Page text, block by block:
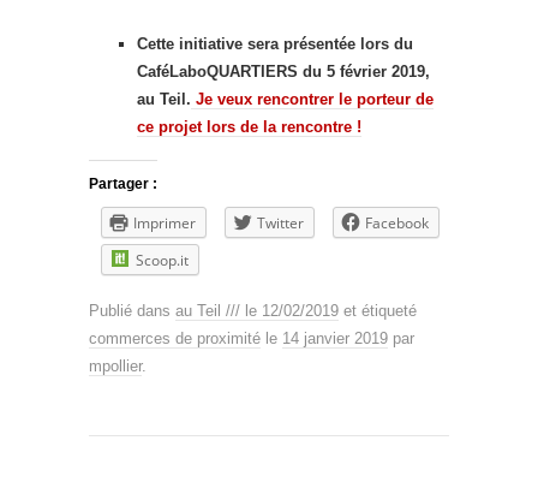
Cette initiative sera présentée lors du
CaféLaboQUARTIERS du 5 février 2019,
au Teil. Je veux rencontrer le porteur de
ce projet lors de la rencontre !
Partager :
Imprimer Twitter
Facebook
Scoop.it
Publié dans au Teil /// le 12/02/2019 et étiqueté
commerces de proximité le 14 janvier 2019 par
mpollier.